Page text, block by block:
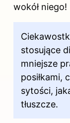
wokół niego!
stosujące
mniejsze
posiłkami,
sytości,
tłuszcze.